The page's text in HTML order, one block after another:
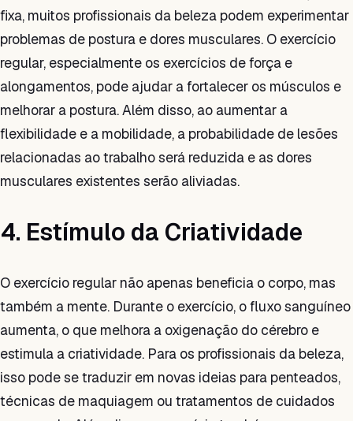
fixa, muitos profissionais da beleza podem experimentar
problemas de postura e dores musculares. O exercício
regular, especialmente os exercícios de força e
alongamentos, pode ajudar a fortalecer os músculos e
melhorar a postura. Além disso, ao aumentar a
flexibilidade e a mobilidade, a probabilidade de lesões
relacionadas ao trabalho será reduzida e as dores
musculares existentes serão aliviadas.
4. Estímulo da Criatividade
O exercício regular não apenas beneficia o corpo, mas
também a mente. Durante o exercício, o fluxo sanguíneo
aumenta, o que melhora a oxigenação do cérebro e
estimula a criatividade. Para os profissionais da beleza,
isso pode se traduzir em novas ideias para penteados,
técnicas de maquiagem ou tratamentos de cuidados